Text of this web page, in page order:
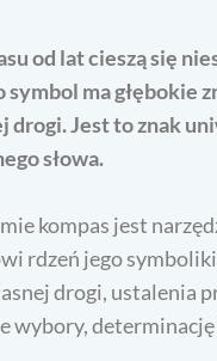
od lat cieszą się
ma głębokie
drogi. Jest to znak
słowa.
kompas jest
rdzeń jego
drogi, ustalenia
wybory,